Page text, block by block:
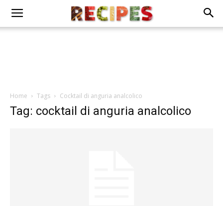
Home Tags Cocktail di anguria analcolico
Tag: cocktail di anguria analcolico